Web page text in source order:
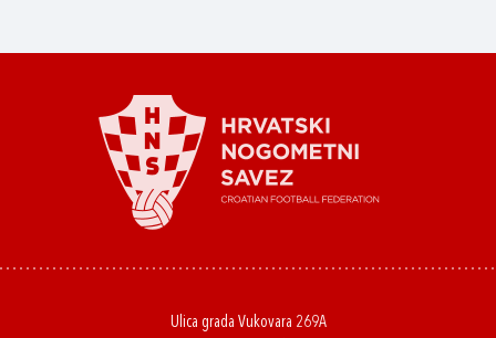
Ulica grada Vukovara 269A